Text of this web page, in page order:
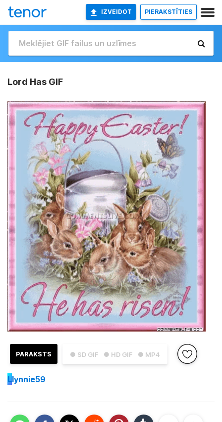
IZVEIDOT PIERAKSTĪTIES
Lord Has GIF
● SD GIF ● HD GIF ● MP4
PARAKSTS
Llynnie59